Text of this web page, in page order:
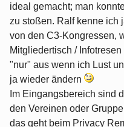
ideal gemacht; man
zu stoßen. Ralf kenne ich
von den C3-Kongressen,
Mitgliedertisch /
"nur" aus wenn ich Lust
ja wieder ändern
Im Eingangsbereich sind
den Vereinen oder
das geht beim Privacy